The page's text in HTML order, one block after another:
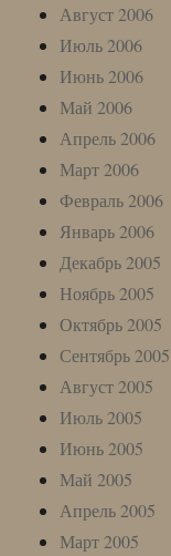
Август 2006
Июль 2006
Июнь 2006
Май 2006
Апрель 2006
Март 2006
Февраль 2006
Январь 2006
Декабрь 2005
Ноябрь 2005
Октябрь 2005
Сентябрь 2005
Август 2005
Июль 2005
Июнь 2005
Май 2005
Апрель 2005
Март 2005